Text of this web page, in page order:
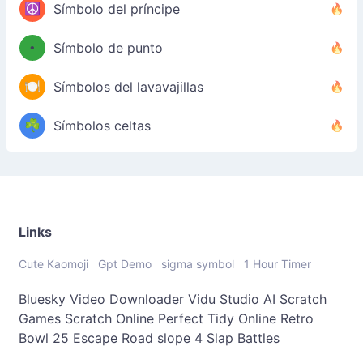
☮️ Símbolo del príncipe
• Símbolo de punto
🍽️ Símbolos del lavavajillas
☘️ Símbolos celtas
Links
Cute Kaomoji Gpt Demo sigma symbol 1 Hour Timer
Bluesky Video Downloader Vidu Studio AI Scratch
Games Scratch Online Perfect Tidy Online Retro
Bowl 25 Escape Road slope 4 Slap Battles